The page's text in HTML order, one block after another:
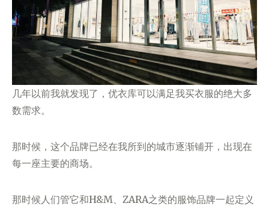
几年以前我就发现了，优衣库可以满足我买衣服的绝大多
数需求。
那时候，这个品牌已经在我所到的城市逐渐铺开，出现在
每一座主要的商场。
那时候人们管它和H&M、ZARA之类的服饰品牌一起定义